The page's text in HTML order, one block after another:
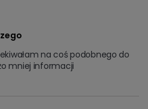
na coś podobnego do
mniej informacji